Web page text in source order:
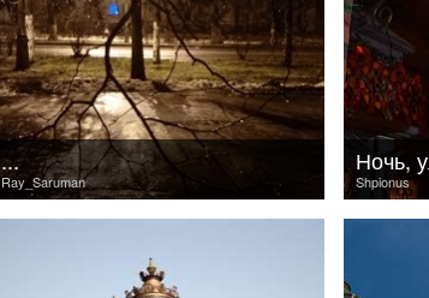
Ray_Saruman
...
Shpionus
Ночь,